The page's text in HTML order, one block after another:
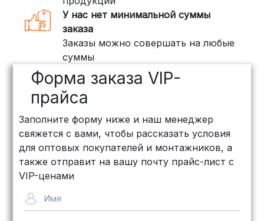
специализирующихся на доставке
грузов:
ПЭК: Сроки доставки — от 3 до 10
дней, стоимость рассчитывается
индивидуально (минимум
рублей
объемных заказов. Сроки — от 3
дней, стоимость — от500 рублей
Байкал Сервис: Идеально подходит
для крупногабаритных товаров.
рассчитывается индивидуально
У нас нет минимальной суммы
заказа
Заказы можно совершать на любые
суммы
Форма заказа VIP-
прайса
Заполните форму ниже и наш менеджер
свяжется с вами, чтобы рассказать условия
для оптовых покупателей и монтажников, а
также отправит на вашу почту прайс-лист с
VIP-ценами
Имя